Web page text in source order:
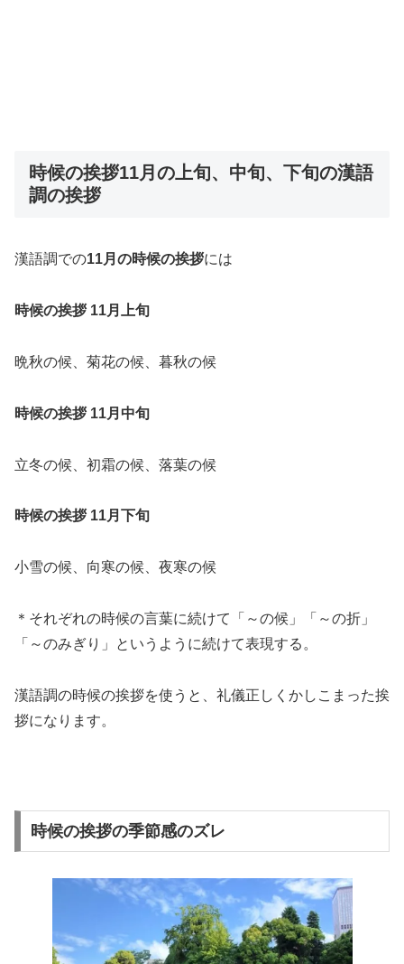
時候の挨拶11月の上旬、中旬、下旬の漢語
調の挨拶
漢語調での11月の時候の挨拶には
時候の挨拶 11月上旬
晩秋の候、菊花の候、暮秋の候
時候の挨拶 11月中旬
立冬の候、初霜の候、落葉の候
時候の挨拶 11月下旬
小雪の候、向寒の候、夜寒の候
＊それぞれの時候の言葉に続けて「～の候」「～の折」
「～のみぎり」というように続けて表現する。
漢語調の時候の挨拶を使うと、礼儀正しくかしこまった挨
拶になります。
時候の挨拶の季節感のズレ